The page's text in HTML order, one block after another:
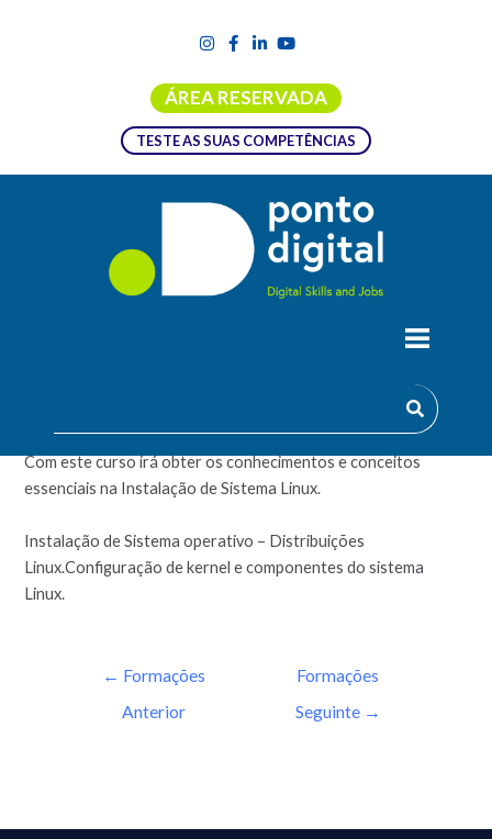
ÁREA RESERVADA
TESTE AS SUAS COMPETÊNCIAS
Com este curso irá obter os conhecimentos e conceitos
essenciais na Instalação de Sistema Linux.
Instalação de Sistema operativo – Distribuições
Linux.Configuração de kernel e componentes do sistema
Linux.
← Formações
Anterior
Formações
Seguinte →